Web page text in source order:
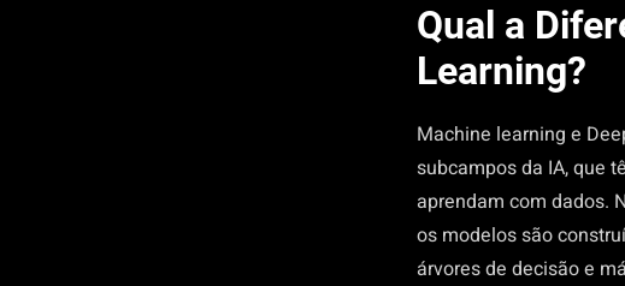
Qual a
Learning?
Machine learning e
subcampos da IA, que
aprendam com dados.
os modelos são
árvores de decisão e